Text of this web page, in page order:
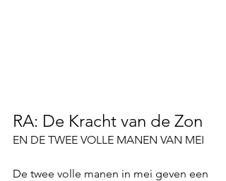
RA: De Kracht van de Zon
EN DE TWEE VOLLE MANEN VAN MEI
De twee volle manen in mei geven een